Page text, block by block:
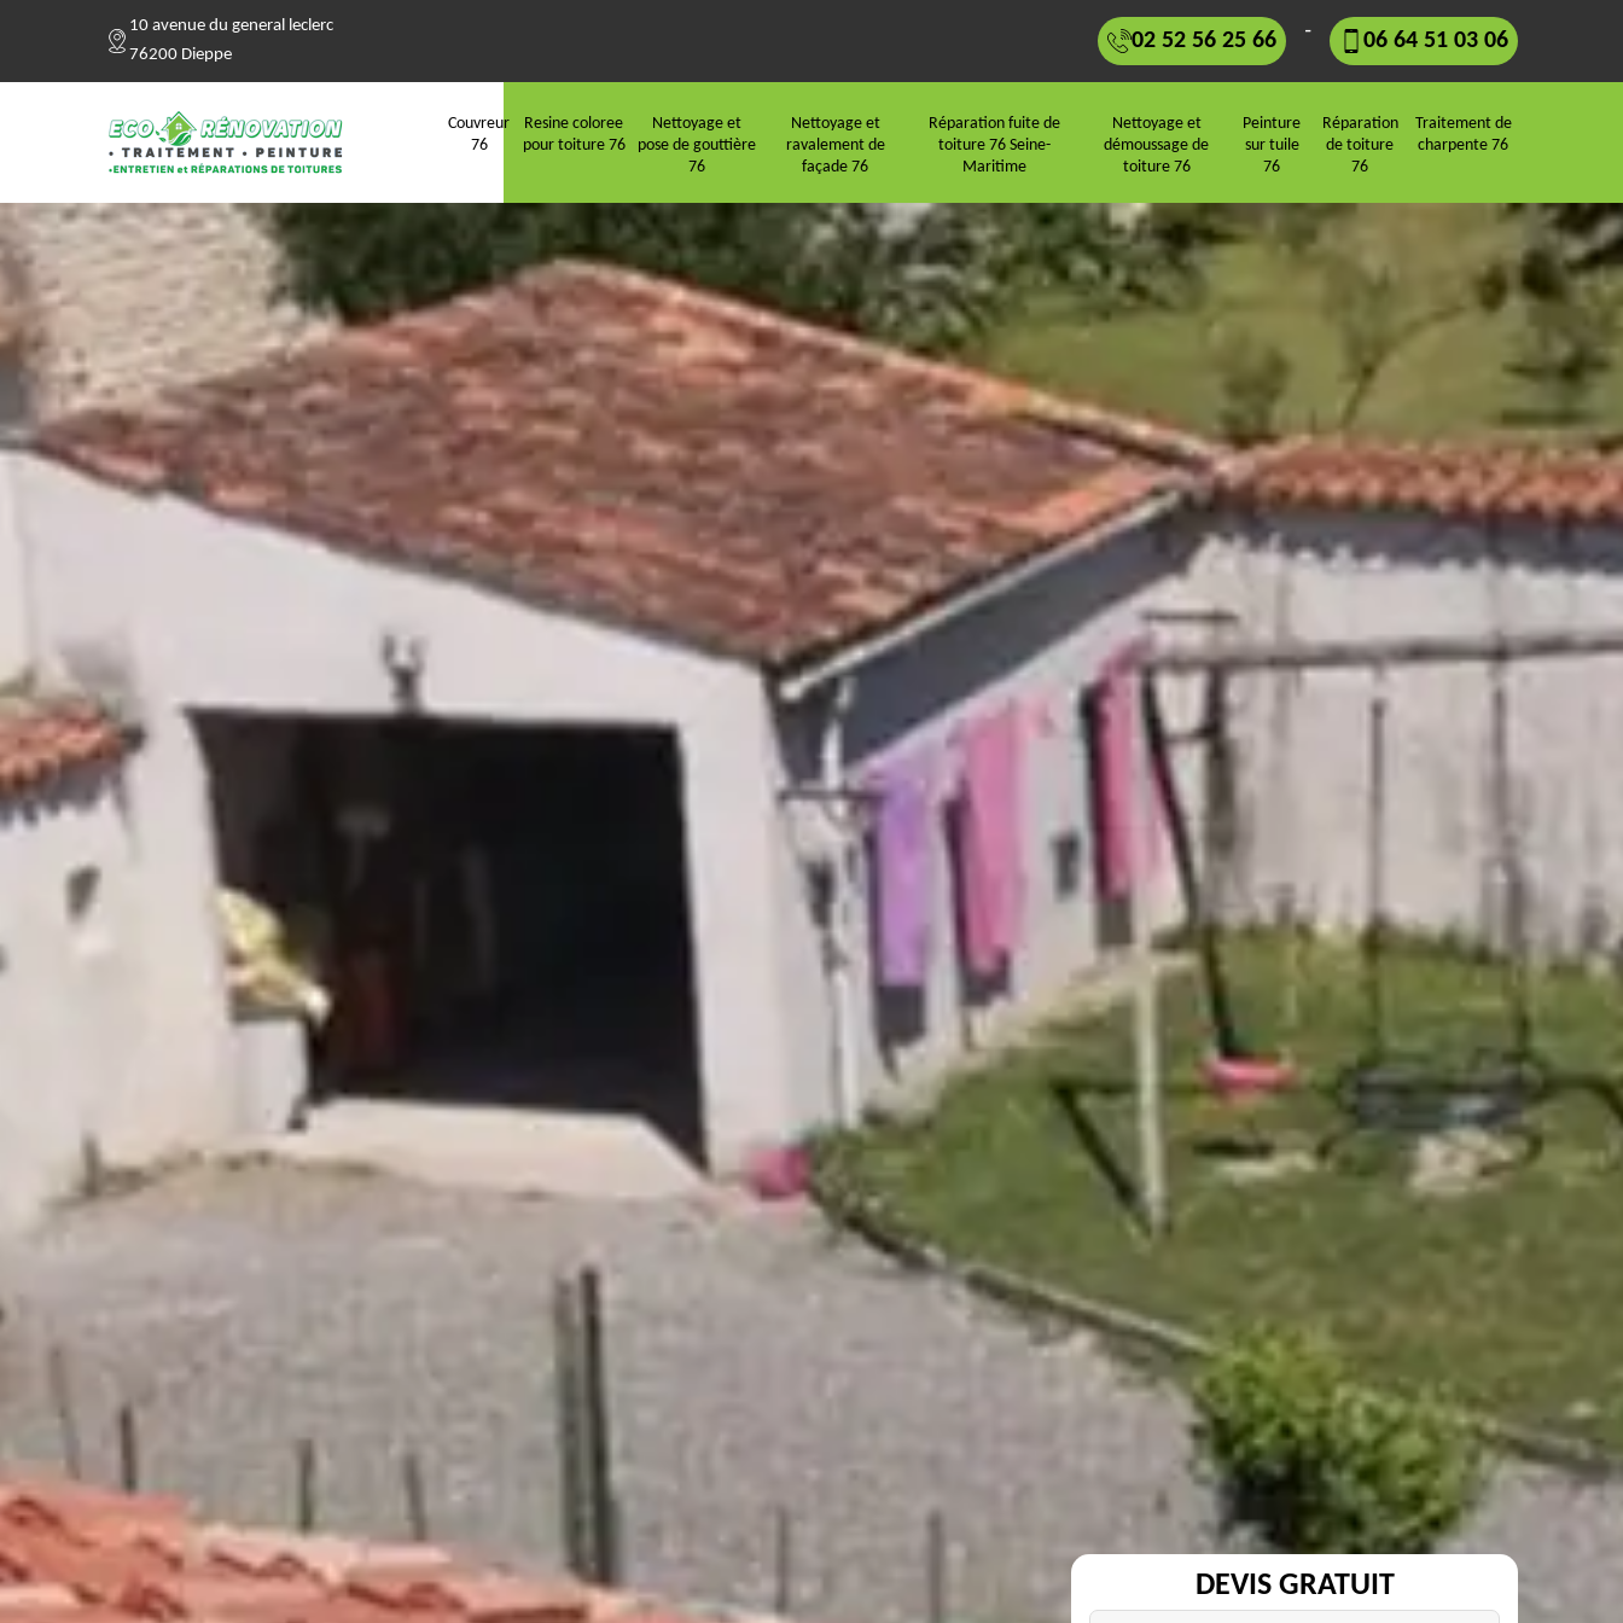
10 avenue du general leclerc
76200 Dieppe
02 52 56 25 66 - 06 64 51 03 06
Couvreur
76
Resine coloree
pour toiture 76
Nettoyage et
pose de gouttière
76
Nettoyage et
ravalement de
façade 76
Réparation fuite de
toiture 76 Seine-
Maritime
Nettoyage et
démoussage de
toiture 76
Peinture
sur tuile
76
Réparation
de toiture
76
Traitement de
charpente 76
DEVIS GRATUIT